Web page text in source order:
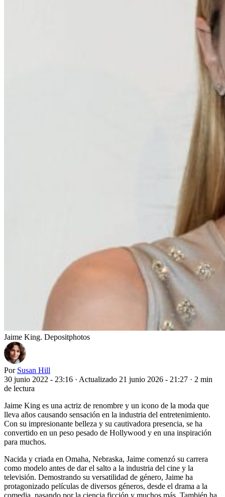
Jaime King. Depositphotos
Por Susan Hill
30 junio 2022 - 23:16 · Actualizado 21 junio 2026 - 21:27 · 2 min
de lectura
Jaime King es una actriz de renombre y un icono de la moda que
lleva años causando sensación en la industria del entretenimiento.
Con su impresionante belleza y su cautivadora presencia, se ha
convertido en un peso pesado de Hollywood y en una inspiración
para muchos.
Nacida y criada en Omaha, Nebraska, Jaime comenzó su carrera
como modelo antes de dar el salto a la industria del cine y la
televisión. Demostrando su versatilidad de género, Jaime ha
protagonizado películas de diversos géneros, desde el drama a la
comedia, pasando por la ciencia ficción y muchos más. También ha